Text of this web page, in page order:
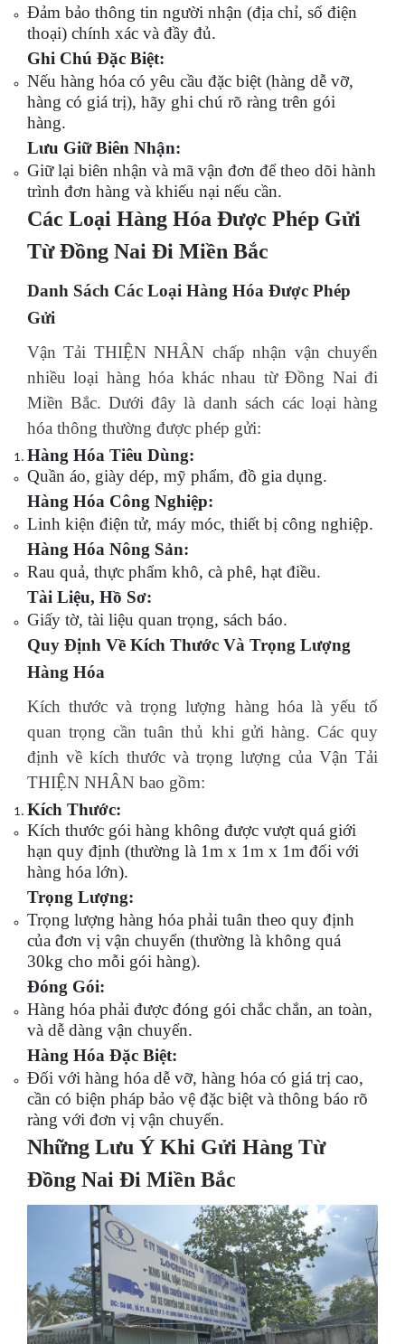
Đảm bảo thông tin người nhận (địa chỉ, số điện
thoại) chính xác và đầy đủ.
Ghi Chú Đặc Biệt:
Nếu hàng hóa có yêu cầu đặc biệt (hàng dễ vỡ,
hàng có giá trị), hãy ghi chú rõ ràng trên gói
hàng.
Lưu Giữ Biên Nhận:
Giữ lại biên nhận và mã vận đơn để theo dõi hành
trình đơn hàng và khiếu nại nếu cần.
Các Loại Hàng Hóa Được Phép Gửi
Từ Đồng Nai Đi Miền Bắc
Danh Sách Các Loại Hàng Hóa Được Phép
Gửi
Vận Tải THIỆN NHÂN chấp nhận vận chuyển
nhiều loại hàng hóa khác nhau từ Đồng Nai đi
Miền Bắc. Dưới đây là danh sách các loại hàng
hóa thông thường được phép gửi:
Hàng Hóa Tiêu Dùng:
Quần áo, giày dép, mỹ phẩm, đồ gia dụng.
Hàng Hóa Công Nghiệp:
Linh kiện điện tử, máy móc, thiết bị công nghiệp.
Hàng Hóa Nông Sản:
Rau quả, thực phẩm khô, cà phê, hạt điều.
Tài Liệu, Hồ Sơ:
Giấy tờ, tài liệu quan trọng, sách báo.
Quy Định Về Kích Thước Và Trọng Lượng
Hàng Hóa
Kích thước và trọng lượng hàng hóa là yếu tố
quan trọng cần tuân thủ khi gửi hàng. Các quy
định về kích thước và trọng lượng của Vận Tải
THIỆN NHÂN bao gồm:
Kích Thước:
Kích thước gói hàng không được vượt quá giới
hạn quy định (thường là 1m x 1m x 1m đối với
hàng hóa lớn).
Trọng Lượng:
Trọng lượng hàng hóa phải tuân theo quy định
của đơn vị vận chuyển (thường là không quá
30kg cho mỗi gói hàng).
Đóng Gói:
Hàng hóa phải được đóng gói chắc chắn, an toàn,
và dễ dàng vận chuyển.
Hàng Hóa Đặc Biệt:
Đối với hàng hóa dễ vỡ, hàng hóa có giá trị cao,
cần có biện pháp bảo vệ đặc biệt và thông báo rõ
ràng với đơn vị vận chuyển.
Những Lưu Ý Khi Gửi Hàng Từ
Đồng Nai Đi Miền Bắc